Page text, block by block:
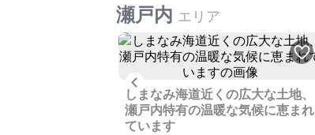
瀬戸内 エリア
Previous
しまなみ海道近くの広大な土地、
瀬戸内特有の温暖な気候に恵まれ
ています